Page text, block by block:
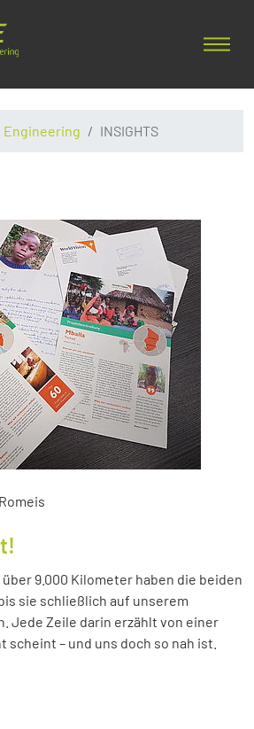
INSIGHTS
9.000 Kilometer haben die beiden
sie schließlich auf unserem
Jede Zeile darin erzählt von einer
– und uns doch so nah ist.